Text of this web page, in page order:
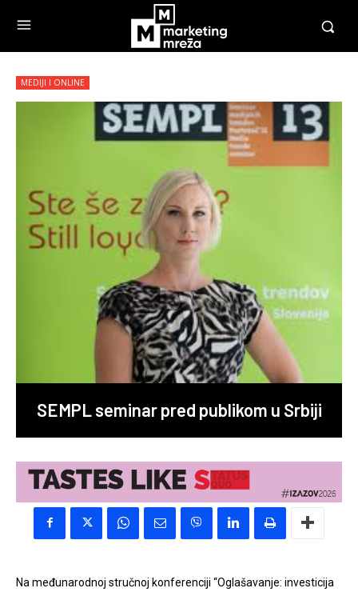
MEDIJI I ONLINE
SEMPL seminar pred publikom u Srbiji
Na međunarodnoj stručnoj konferenciji “Oglašavanje: investicija